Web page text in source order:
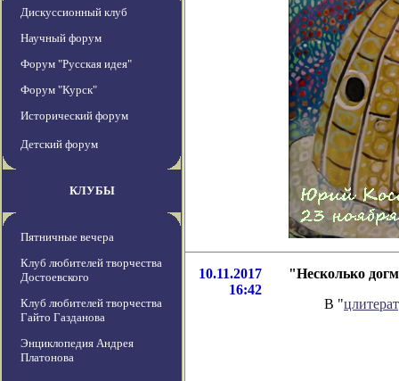
Дискуссионный клуб
Научный форум
Форум "Русская идея"
Форум "Курск"
Исторический форум
Детский форум
КЛУБЫ
Пятничные вечера
Клуб любителей творчества
Достоевского
Клуб любителей творчества
Гайто Газданова
Энциклопедия Андрея
Платонова
10.11.2017
16:42
"Несколько
В "